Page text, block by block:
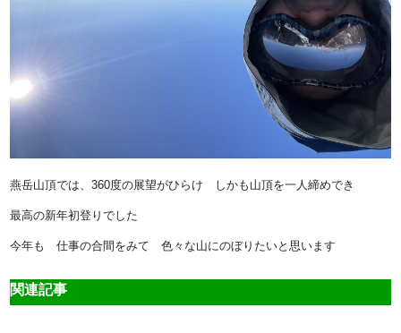
燕岳山頂では、360度の展望がひらけ しかも山頂を一人締めでき
最高の新年初登りでした
今年も 仕事の合間をみて 色々な山にのぼりたいと思います
関連記事